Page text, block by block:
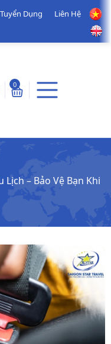
Tuyển Dụng Liên Hệ
0
Lịch – Bảo Vệ Bạn Khi